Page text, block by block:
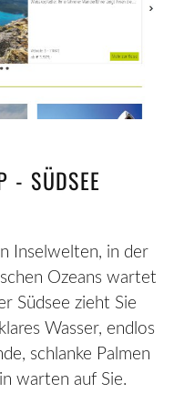
- SÜDSEE
Inselwelten, in der
Ozeans wartet
Südsee zieht Sie
Wasser, endlos
schlanke Palmen
warten auf Sie.